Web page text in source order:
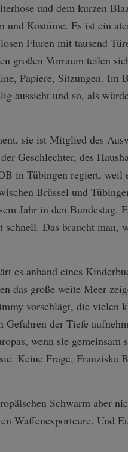
und dem kurzen
und Kostüme. Es ist ein
Fluren mit tausend
großen Vorraum teilen
Papiere, Sitzungen. Im
aussieht und so, als
sie ist Mitglied des
Geschlechter, des
in Tübingen regiert, weil
Brüssel und
Jahr in den Bundestag.
Das braucht man,
es anhand eines
das große weite Meer
vorschlägt, die vielen
der Tiefe
wenn sie gemeinsam
Keine Frage, Franziska
Schwarm aber
Waffenexporteure. Und